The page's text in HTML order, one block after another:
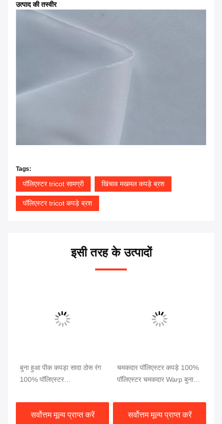
उत्पाद की तस्वीर
Tags:
पॉलिएस्टर tricot सामग्री खिंचाव मखमल कपड़े ब्रश
पॉलिएस्टर tricot कपड़े ब्रश
इसी तरह के उत्पादों
बुना हुआ पीक कपड़ा सादा ठोस रंग
100% पॉलिएस्टर
पीक कपड़े
सर्वोत्तम मूल्य प्राप्त करें
चमकदार पॉलिएस्टर कपड़े 100%
पॉलिएस्टर चमकदार Warp बुना
कपड़े के लिए
सर्वोत्तम मूल्य प्राप्त करें